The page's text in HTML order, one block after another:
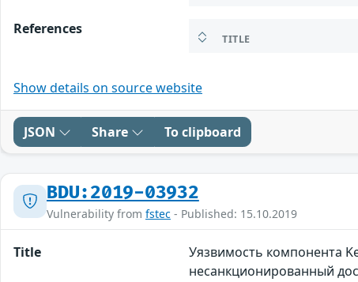
References
TITLE
Show details on source website
JSON Share To clipboard
BDU:2019-03932
Vulnerability from fstec - Published: 15.10.2019
Title
Уязвимость компонента
несанкционированный